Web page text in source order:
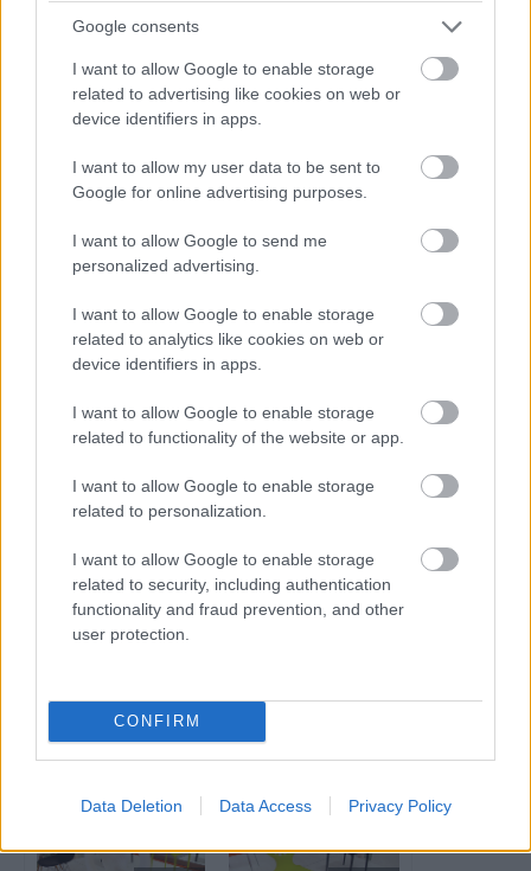
Google consents
I want to allow Google to enable storage
related to advertising like cookies on web or
device identifiers in apps.
I want to allow my user data to be sent to
Google for online advertising purposes.
I want to allow Google to send me
personalized advertising.
I want to allow Google to enable storage
related to analytics like cookies on web or
device identifiers in apps.
I want to allow Google to enable storage
related to functionality of the website or app.
I want to allow Google to enable storage
related to personalization.
I want to allow Google to enable storage
related to security, including authentication
functionality and fraud prevention, and other
user protection.
CONFIRM
Data Deletion Data Access Privacy Policy
152448 152455
podrúčky predviedol
čalúneného nábytku,
spoločnosť Alnea.
GKT nás potešil najmä
ktorá sa vojde aj do toho
Svojím moderným
čalúneným nábytkom
ktorá mu zaň udelila